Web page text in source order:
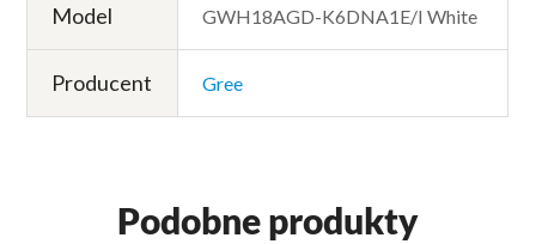
Model GWH18AGD-K6DNA1E/I White
Producent Gree
Podobne produkty